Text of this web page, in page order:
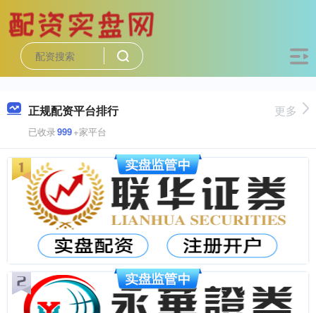
正规配资平台排行
已收录999+家平台
更多